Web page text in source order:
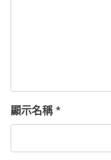
顯示名稱*